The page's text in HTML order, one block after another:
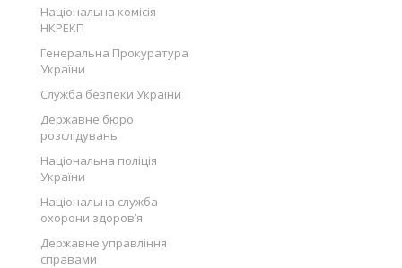
Національна комісія
НКРЕКП
Генеральна Прокуратура
України
Служба безпеки України
Державне бюро
розслідувань
Національна поліція
України
Національна служба
охорони здоров’я
Державне управління
справами